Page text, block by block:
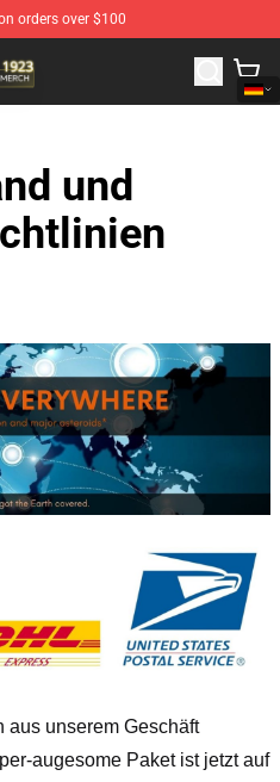
orders over $100
Merchandise Store
und
aus unserem Geschäft
augesome Paket ist jetzt auf